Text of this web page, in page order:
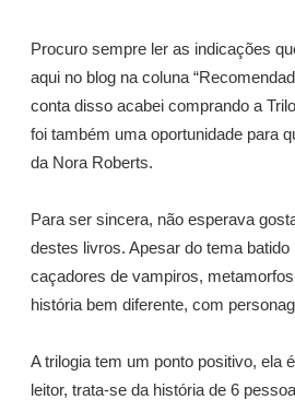
Procuro sempre ler as indicações
aqui no blog na coluna
conta disso acabei comprando a
foi também uma oportunidade para
da Nora Roberts.
Para ser sincera, não esperava
destes livros. Apesar do tema
caçadores de vampiros,
história bem diferente, com
A trilogia tem um ponto positivo, ela
leitor, trata-se da história de 6